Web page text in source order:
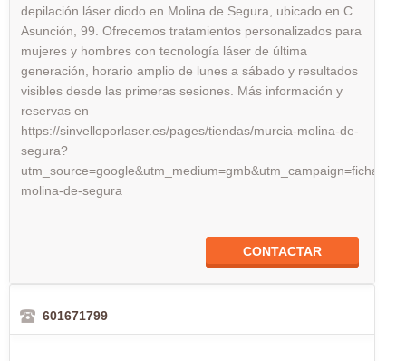
depilación láser diodo en Molina de Segura, ubicado en C.
Asunción, 99. Ofrecemos tratamientos personalizados para
mujeres y hombres con tecnología láser de última
generación, horario amplio de lunes a sábado y resultados
visibles desde las primeras sesiones. Más información y
reservas en
https://sinvelloporlaser.es/pages/tiendas/murcia-molina-de-
segura?
molina-de-segura
CONTACTAR
601671799